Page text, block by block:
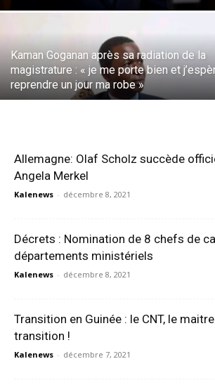
Kaman Goganan après sa radiation de la
magistrature : « je me porte bien et
reprendre un jour ma robe »
Allemagne: Olaf Scholz succède
Angela Merkel
Kalenews - décembre 8, 2021
Décrets : Nomination de 8 chefs de
départements ministériels
Kalenews - décembre 8, 2021
Transition en Guinée : le CNT, le
transition !
Kalenews - décembre 7, 2021